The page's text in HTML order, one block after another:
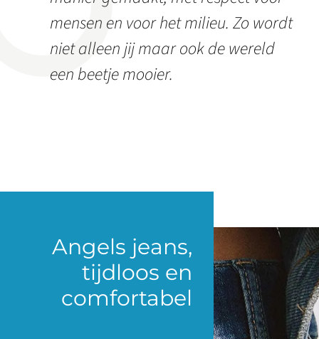
mensen en voor het milieu. Zo wordt
niet alleen jij maar ook de wereld
een beetje mooier.
Angels jeans,
tijdloos en
comfortabel